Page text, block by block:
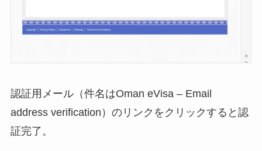
認証用メール（件名はOman eVisa – Email
address verification）のリンクをクリックすると認
証完了。